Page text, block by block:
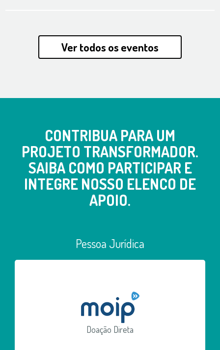
Ver todos os eventos
CONTRIBUA PARA UM
PROJETO TRANSFORMADOR.
SAIBA COMO PARTICIPAR E
INTEGRE NOSSO ELENCO DE
APOIO.
Pessoa Jurídica
Doação Direta